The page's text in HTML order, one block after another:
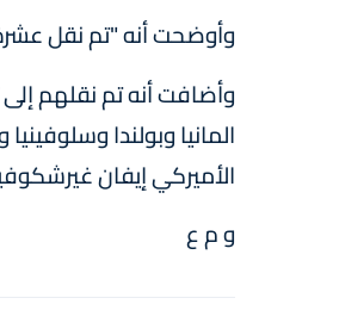
وأوضحت أنه "تم نقل عشرة سجناء بينهم
وأضافت أنه تم نقلهم
المانيا وبولندا
الأميركي إيفان
و م ع